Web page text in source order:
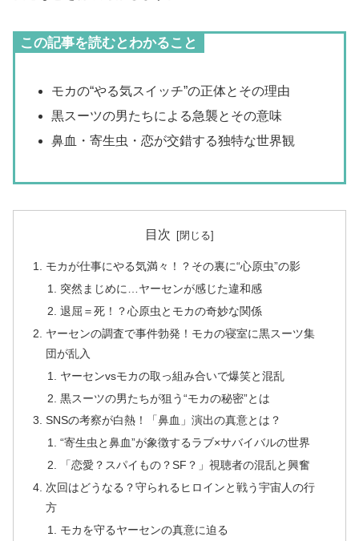
この記事を読むとわかること
モカの“やる気スイッチ”の正体とその理由
黒スーツの男たちによる急襲とその意味
鼻血・寄生虫・恋が交錯する独特な世界観
目次
モカが仕事にやる気満々！？その裏に“心原虫”の影
突然まじめに…ヤーセンが感じた違和感
退屈＝死！？心原虫とモカの奇妙な関係
ヤーセンの調査で事件勃発！モカの寝室に黒スーツ集
団が乱入
ヤーセンvsモカの取っ組み合いで爆笑と混乱
黒スーツの男たちが狙う“モカの秘密”とは
SNSの考察が白熱！「鼻血」演出の真意とは？
“寄生虫と鼻血”が象徴するラブ×サバイバルの世界
「恋愛？スパイもの？SF？」視聴者の混乱と興奮
次回はどうなる？守られるヒロインと戦う宇宙人の行
方
モカを守るヤーセンの真意に迫る